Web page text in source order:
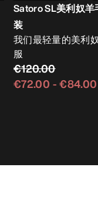
Satoro SL美利奴
装
我们最轻量的美利
服
€120.00
€72.00 -€84.00